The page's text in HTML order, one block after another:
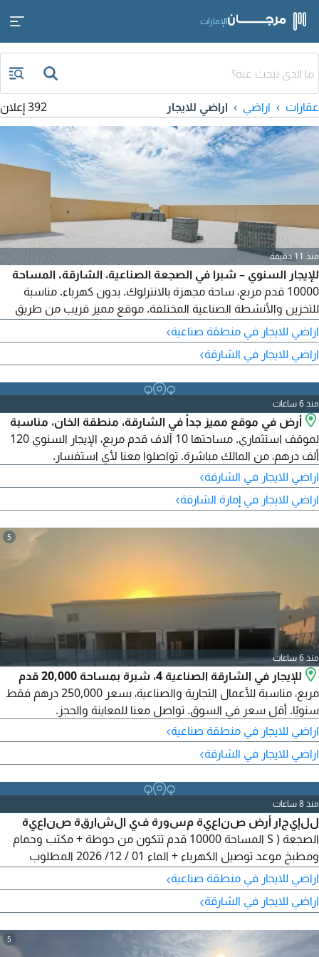
الإمارات
عقارات اراضي اراضي للايجار 392 إعلان
منذ 11 دقيقة
للإيجار السنوي – شبرا في الصجعة الصناعية، الشارقة. المساحة
10000 قدم مربع، ساحة مجهزة بالانترلوك. بدون كهرباء. مناسبة
للتخزين والأنشطة الصناعية المختلفة. موقع مميز قريب من طريق
للسعر والتواصل والاستفسار.
اراضي للايجار في منطقة صناعية›
اراضي للايجار في الشارقة›
منذ 6 ساعات
أرض في موقع مميز جداً في الشارقة، منطقة الخان، مناسبة
لموقف استثماري. مساحتها 10 آلاف قدم مربع، الإيجار السنوي 120
ألف درهم، من المالك مباشرة. تواصلوا معنا لأي استفسار.
اراضي للايجار في الشارقة›
اراضي للايجار في إمارة الشارقة›
5
منذ 6 ساعات
للإيجار في الشارقة الصناعية 4، شبرة بمساحة 20,000 قدم
مربع، مناسبة للأعمال التجارية والصناعية، بسعر 250,000 درهم فقط
سنويًا. أقل سعر في السوق. تواصل معنا للمعاينة والحجز.
اراضي للايجار في منطقة صناعية›
اراضي للايجار في الشارقة›
منذ 8 ساعات
للإيجار أرض صناعية مسورة في الشارقة صناعية
الصجعة ( S المساحة 10000 قدم تتكون من حوطة + مكتب وحمام
ومطبخ موعد توصيل الكهرباء + الماء 01 / 12/ 2026 المطلوب
80000 نهائي الموقع قريبة من مزاد ومعارض السيارات + شارع
الامارات (العابر E 611)
اراضي للايجار في منطقة صناعية›
اراضي للايجار في الشارقة›
5